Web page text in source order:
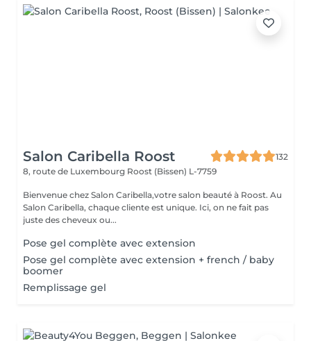
Salon Caribella Roost
132
8, route de Luxembourg Roost (Bissen) L-7759
Bienvenue chez Salon Caribella,votre salon beauté à Roost. Au
Salon Caribella, chaque cliente est unique. Ici, on ne fait pas
juste des cheveux ou...
Pose gel complète avec extension
Pose gel complète avec extension + french / baby
boomer
Remplissage gel